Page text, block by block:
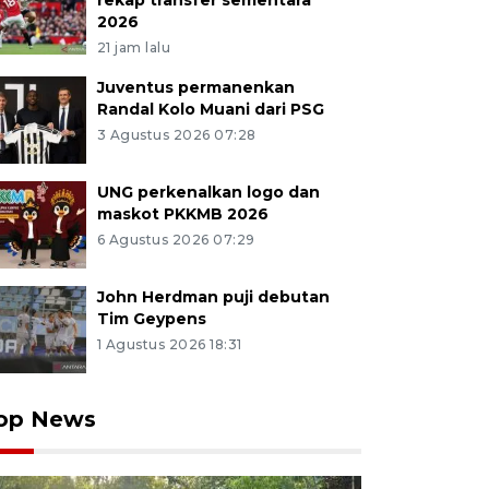
2026
21 jam lalu
Juventus permanenkan
Randal Kolo Muani dari PSG
3 Agustus 2026 07:28
UNG perkenalkan logo dan
maskot PKKMB 2026
6 Agustus 2026 07:29
John Herdman puji debutan
Tim Geypens
1 Agustus 2026 18:31
News